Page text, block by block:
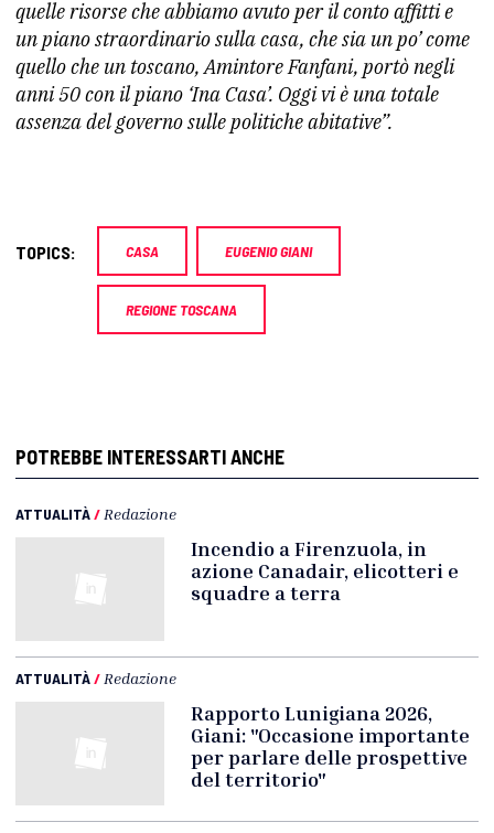
quelle risorse che abbiamo avuto per il conto affitti e
un piano straordinario sulla casa, che sia un po’ come
quello che un toscano, Amintore Fanfani, portò negli
anni 50 con il piano ‘Ina Casa’. Oggi vi è una totale
assenza del governo sulle politiche abitative”.
TOPICS: CASA EUGENIO GIANI
REGIONE TOSCANA
POTREBBE INTERESSARTI ANCHE
ATTUALITÀ/ Redazione
Incendio a Firenzuola, in
azione Canadair, elicotteri e
squadre a terra
ATTUALITÀ/ Redazione
Rapporto Lunigiana 2026,
Giani: "Occasione importante
per parlare delle prospettive
del territorio"